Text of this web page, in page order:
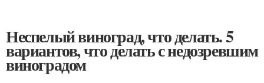
Неспелый виноград, что делать. 5
вариантов, что делать с недозревшим
виноградом